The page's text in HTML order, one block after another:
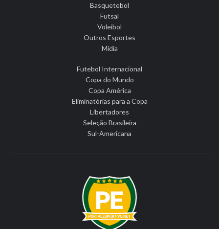
Basquetebol
Futsal
Voleibol
Outros Esportes
Mídia
Futebol Internacional
Copa do Mundo
Copa América
Eliminatórias para a Copa
Libertadores
Seleção Brasileira
Sul-Americana